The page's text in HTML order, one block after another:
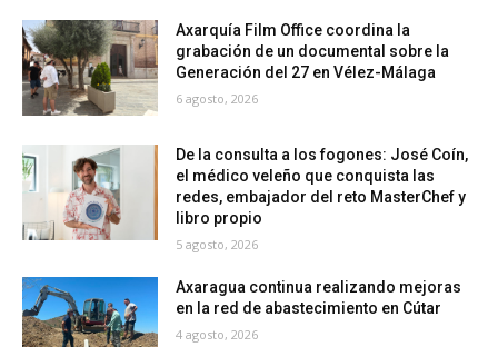
Axarquía Film Office coordina la
grabación de un documental sobre la
Generación del 27 en Vélez-Málaga
6 agosto, 2026
De la consulta a los fogones: José Coín,
el médico veleño que conquista las
redes, embajador del reto MasterChef y
libro propio
5 agosto, 2026
Axaragua continua realizando mejoras
en la red de abastecimiento en Cútar
4 agosto, 2026